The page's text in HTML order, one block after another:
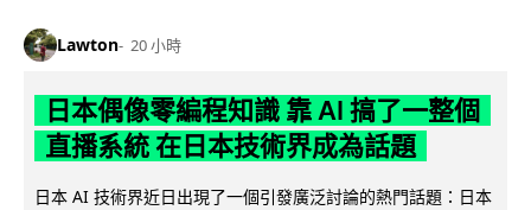
Lawton 20 小時
日本偶像零編程知識 靠 AI 搞了一整個
直播系統 在日本技術界成為話題
日本 AI 技術界近日出現了一個引發廣泛討論的熱門話題：日本